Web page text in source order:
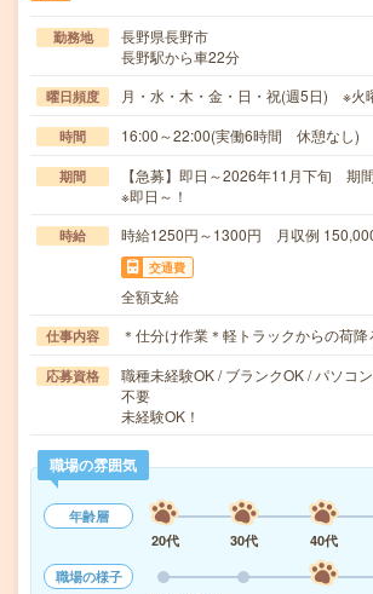
勤務地
長野県長野市
長野駅から車22分
曜日頻度 月・水・木・金・日・祝(週5日) ※火
時間 16:00～22:00(実働6時間 休憩なし)
期間
【急募】即日～2026年11月下旬 期
※即日～！
時給 時給1250円～1300円 月収例
交通費
全額支給
仕事内容 ＊仕分け作業＊軽トラックからの荷
応募資格
職種未経験OK / ブランクOK / パソコ
不要
未経験OK！
職場の雰囲気
年齢層
20代
30代 40代
職場の様子